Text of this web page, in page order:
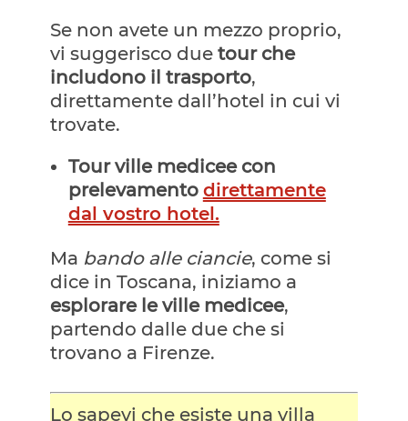
Se non avete un mezzo proprio,
vi suggerisco due tour che
includono il trasporto,
direttamente dall’hotel in cui vi
trovate.
Tour ville medicee con
prelevamento direttamente
dal vostro hotel.
Ma bando alle ciancie, come si
dice in Toscana, iniziamo a
esplorare le ville medicee,
partendo dalle due che si
trovano a Firenze.
Lo sapevi che esiste una villa